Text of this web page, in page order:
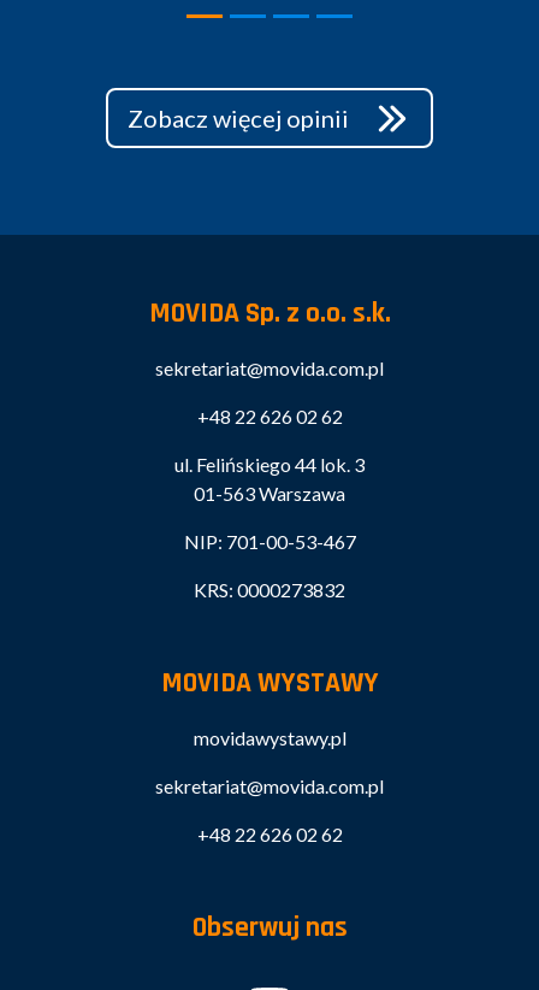
Zobacz więcej opinii
MOVIDA Sp. z o.o. s.k.
sekretariat@movida.com.pl
+48 22 626 02 62
ul. Felińskiego 44 lok. 3
01-563 Warszawa
NIP: 701-00-53-467
KRS: 0000273832
MOVIDA WYSTAWY
movidawystawy.pl
sekretariat@movida.com.pl
+48 22 626 02 62
Obserwuj nas